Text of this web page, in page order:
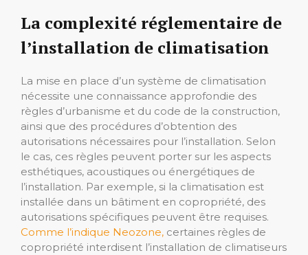
La complexité réglementaire de
l’installation de climatisation
La mise en place d’un système de climatisation
nécessite une connaissance approfondie des
règles d’urbanisme et du code de la construction,
ainsi que des procédures d’obtention des
autorisations nécessaires pour l’installation. Selon
le cas, ces règles peuvent porter sur les aspects
esthétiques, acoustiques ou énergétiques de
l’installation. Par exemple, si la climatisation est
installée dans un bâtiment en copropriété, des
autorisations spécifiques peuvent être requises.
Comme l’indique Neozone, certaines règles de
copropriété interdisent l’installation de climatiseurs